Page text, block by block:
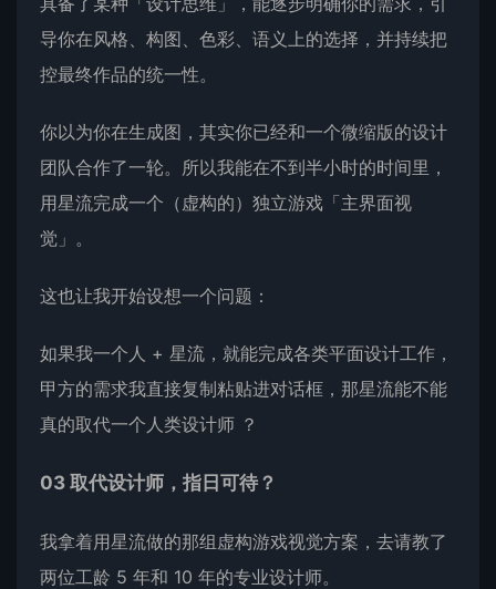
导你在风格、构图、色彩、语义上的选择，并持续把
控最终作品的统一性。
你以为你在生成图，其实你已经和一个微缩版的设计
团队合作了一轮。所以我能在不到半小时的时间里，
用星流完成一个（虚构的）独立游戏「主界面视
觉」。
这也让我开始设想一个问题：
如果我一个人 + 星流，就能完成各类平面设计工作，
甲方的需求我直接复制粘贴进对话框，那星流能不能
真的取代一个人类设计师 ？
03 取代设计师，指日可待？
我拿着用星流做的那组虚构游戏视觉方案，去请教了
两位工龄 5 年和 10 年的专业设计师。